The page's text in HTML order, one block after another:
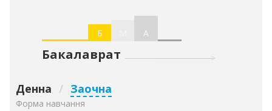
Б А
Бакалаврат
Денна / Заочна
Форма навчання